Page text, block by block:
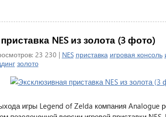
NES из золота (3 фото)
23 230 | NES приставка игровая консоль
золото
игры Legend of Zelda компания Analogue